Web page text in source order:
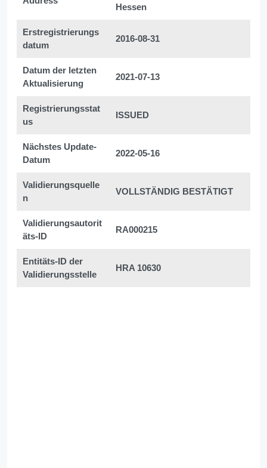
Hessen
Erstregistrierungs
datum
2016-08-31
Datum der letzten
Aktualisierung
2021-07-13
Registrierungsstat
us
ISSUED
Nächstes Update-
Datum
2022-05-16
Validierungsquelle
n
VOLLSTÄNDIG BESTÄTIGT
Validierungsautorit
äts-ID
RA000215
Entitäts-ID der
Validierungsstelle
HRA 10630